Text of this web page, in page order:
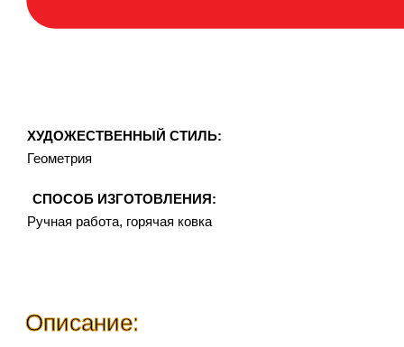
ХУДОЖЕСТВЕННЫЙ СТИЛЬ:
Геометрия
СПОСОБ ИЗГОТОВЛЕНИЯ:
Ручная работа, горячая ковка
Описание: